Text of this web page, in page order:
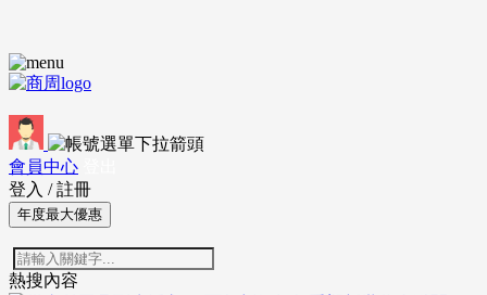
會員中心
登入 / 註冊
年度最大優惠
熱搜內容